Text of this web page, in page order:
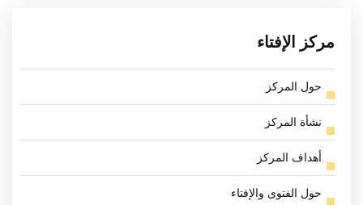
مركز الإفتاء
حول المركز
نشأة المركز
أهداف المركز
حول الفتوى والإفتاء